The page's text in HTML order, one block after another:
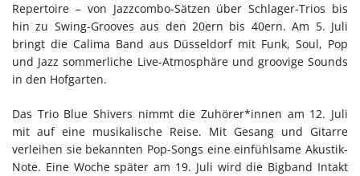
Repertoire – von Jazzcombo-Sätzen über Schlager-Trios bis
hin zu Swing-Grooves aus den 20ern bis 40ern. Am 5. Juli
bringt die Calima Band aus Düsseldorf mit Funk, Soul, Pop
und Jazz sommerliche Live-Atmosphäre und groovige Sounds
in den Hofgarten.
Das Trio Blue Shivers nimmt die Zuhörer*innen am 12. Juli
mit auf eine musikalische Reise. Mit Gesang und Gitarre
verleihen sie bekannten Pop-Songs eine einfühlsame Akustik-
Note. Eine Woche später am 19. Juli wird die Bigband Intakt